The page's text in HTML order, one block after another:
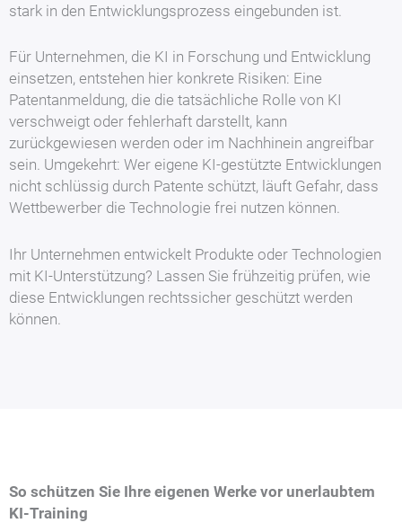
stark in den Entwicklungsprozess eingebunden ist.
Für Unternehmen, die KI in Forschung und Entwicklung
einsetzen, entstehen hier konkrete Risiken: Eine
Patentanmeldung, die die tatsächliche Rolle von KI
verschweigt oder fehlerhaft darstellt, kann
zurückgewiesen werden oder im Nachhinein angreifbar
sein. Umgekehrt: Wer eigene KI-gestützte Entwicklungen
nicht schlüssig durch Patente schützt, läuft Gefahr, dass
Wettbewerber die Technologie frei nutzen können.
Ihr Unternehmen entwickelt Produkte oder Technologien
mit KI-Unterstützung? Lassen Sie frühzeitig prüfen, wie
diese Entwicklungen rechtssicher geschützt werden
können.
So schützen Sie Ihre eigenen Werke vor unerlaubtem
KI-Training